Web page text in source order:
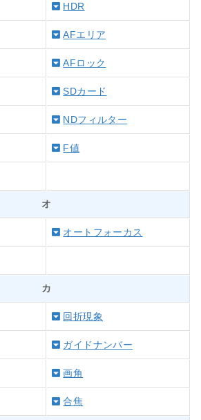
HDR
AFエリア
AFロック
SDカード
NDフィルター
F値
オ
オートフォーカス
カ
回折現象
ガイドナンバー
画角
合焦